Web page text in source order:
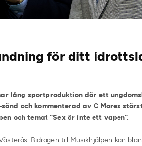
för ditt
lång sportproduktion där ett
och kommenterad av C Mores
och temat ”Sex är inte ett vapen”.
Bidragen till Musikhjälpen kan